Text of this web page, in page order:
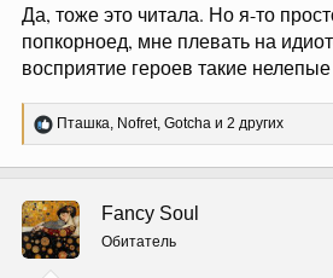
Да, тоже это читала. Но я-то
попкорноед, мне плевать на
восприятие героев такие
Р
е
ц
и
и
:
Пташка, Nofret, Gotcha и 2 других
Fancy Soul
Обитатель